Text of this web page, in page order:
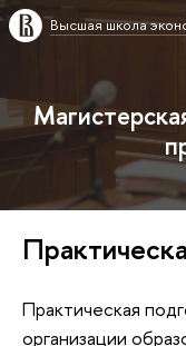
Высшая школа
Практическая
организации